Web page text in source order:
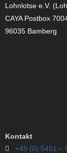
Lohnlotse e.V.
CAYA Postbox
96035 Bamberg
Kontakt
+49 (0) 5451 –